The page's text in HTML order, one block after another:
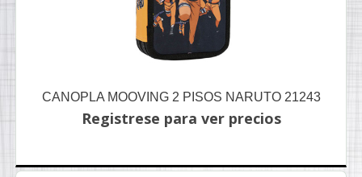
CANOPLA MOOVING 2 PISOS NARUTO 21243
Registrese para ver precios